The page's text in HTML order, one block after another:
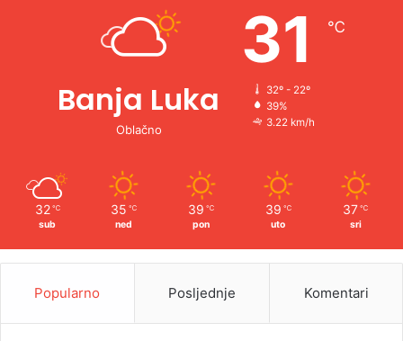
Banja Luka
Oblačno
31 ℃
32º - 22º
39%
3.22 km/h
32 ℃
sub
35 ℃
ned
39 ℃
pon
39 ℃
uto
37 ℃
sri
Popularno Posljednje Komentari